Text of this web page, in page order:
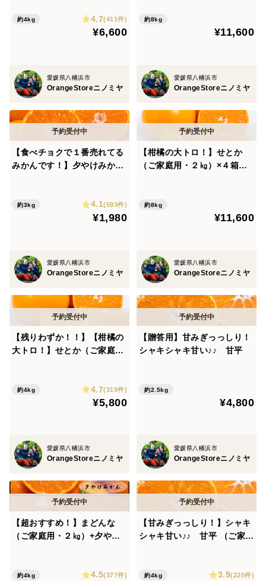
約4kg 4.7(411件)
¥6,600
愛媛県八幡浜市
OrangeStoreニノミヤ
約8kg
¥11,600
愛媛県八幡浜市
OrangeStoreニノミヤ
【食べチョクで１番売れてる
みかんです！】夕やけみかん
約3kg 4.1(593件)
¥1,980
愛媛県八幡浜市
OrangeStoreニノミヤ
【柑橘の大トロ！】せとか
（ご家庭用・２㎏）×４箱
約8kg
¥11,600
愛媛県八幡浜市
OrangeStoreニノミヤ
【残りわずか！！】【柑橘の
大トロ！】せとか（ご家庭
約4kg 4.7(319件)
¥5,800
愛媛県八幡浜市
OrangeStoreニノミヤ
【贈答用】甘みぎっっしり！
シャキシャキ甘い♪♪ 甘平
約2.5kg
¥4,800
愛媛県八幡浜市
OrangeStoreニノミヤ
【超おすすめ！】まどんな
（ご家庭用・２㎏）+夕やけ
約4kg 4.5(377件)
【甘みぎっっしり！】シャキ
シャキ甘い♪♪ 甘平 （ご家庭
約4kg 3.9(220件)